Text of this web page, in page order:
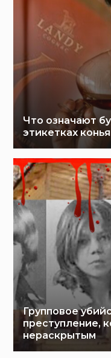
Что означают
этикетках
Групповое
преступление,
нераскрытым